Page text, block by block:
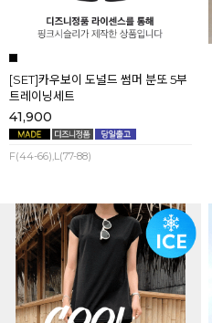
[SET]카우보이 도널드 썸머 분또 5부
트레이닝세트
41,900
F(44-66),L(77-88)